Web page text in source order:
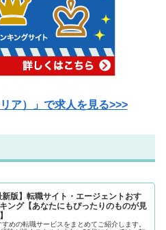
ア）」で求人を見る>>>
新版】転職サイト・エージェントおす
ング【あなたにもぴったりのものが見
めの転職サービスをまとめてご紹介します。